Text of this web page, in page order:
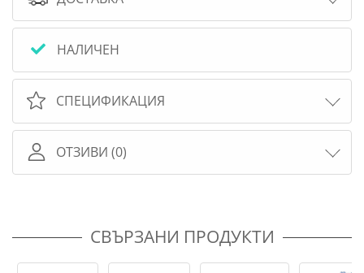
НАЛИЧЕН
СПЕЦИФИКАЦИЯ
ОТЗИВИ (0)
СВЪРЗАНИ ПРОДУКТИ